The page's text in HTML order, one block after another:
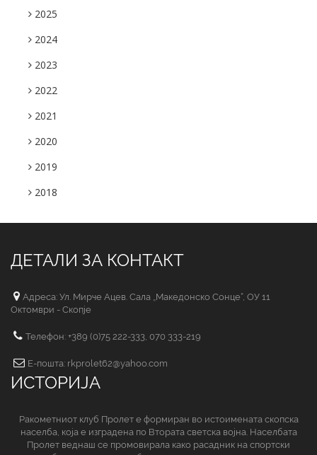
2025
2024
2023
2022
2021
2020
2019
2018
ДЕТАЛИ ЗА КОНТАКТ
Адреса: Ул. Мирче Ацев. Сала „Македонско Сонце“, ОУ 11
Октомври - Скопје
Телефон: +389 (0)75 222-333, 070 333-219
Е-пошта: rkprolet62@yahoo.com
ИСТОРИЈА
Ракометниот клуб Пролет е формиран во истоимената скопска
населба, која е изградена по Втората светска војна. Населбата
Пролет веднаш се промовирала како расадник на спортски